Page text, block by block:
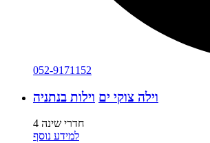
052-9171152
וילה צוקי ים וילות בנתניה
4 חדרי שינה
למידע נוסף